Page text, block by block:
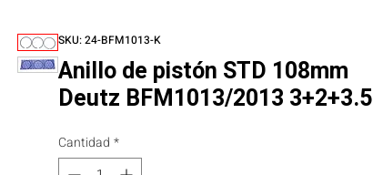
SKU: 24-BFM1013-K
Anillo de pistón STD 108mm
Deutz BFM1013/2013 3+2+3.5
Cantidad *